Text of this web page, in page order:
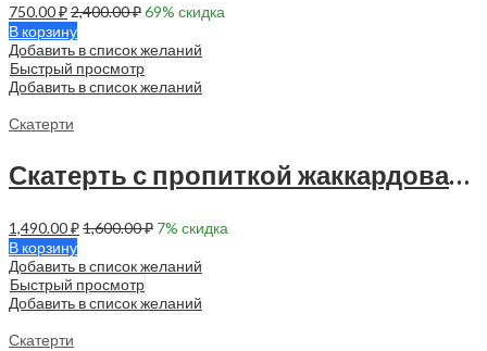
750.00₽2,400.00₽69% скидка
В корзину
Добавить в список желаний
Быстрый просмотр
Добавить в список желаний
Скатерти
Скатерть с пропиткой жаккардовая 145х120 см — 1 шт — 90023
1,490.00₽1,600.00₽ 7% скидка
В корзину
Добавить в список желаний
Быстрый просмотр
Добавить в список желаний
Скатерти